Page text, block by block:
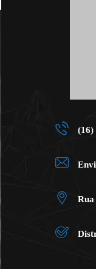
(16)
Rua